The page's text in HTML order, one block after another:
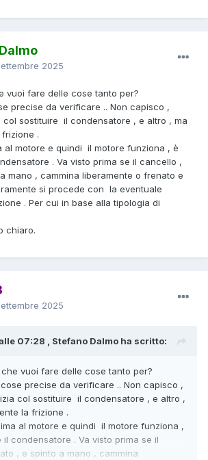
2025
vuoi fare delle cose tanto per?
precise da verificare .. Non capisco ,
col sostituire il condensatore , e altro , ma
.
al motore e quindi il motore funziona , è
. Va visto prima se il cancello ,
mano , cammina liberamente o frenato e
si procede con la eventuale
. Per cui in base alla tipologia di
chiaro.
2025
07:28 , Stefano Dalmo ha scritto:
vuoi fare delle cose tanto per?
precise da verificare .. Non capisco ,
col sostituire il condensatore , e altro ,
la frizione .
al motore e quindi il motore funziona ,
il condensatore . Va visto prima se il
, e spinto a mano , cammina